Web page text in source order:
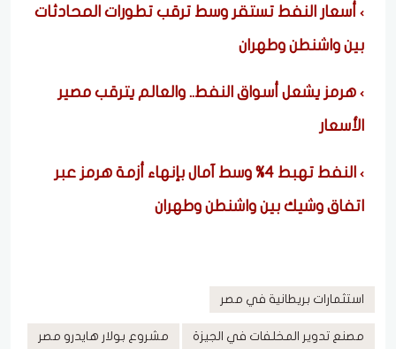
أسعار النفط تستقر وسط ترقب تطورات المحادثات
بين واشنطن وطهران
هرمز يشعل أسواق النفط.. والعالم يترقب مصير
الأسعار
النفط تهبط 4% وسط آمال بإنهاء أزمة هرمز عبر
اتفاق وشيك بين واشنطن وطهران
استثمارات بريطانية في مصر
مصنع تدوير المخلفات في الجيزة مشروع بولار هايدرو مصر